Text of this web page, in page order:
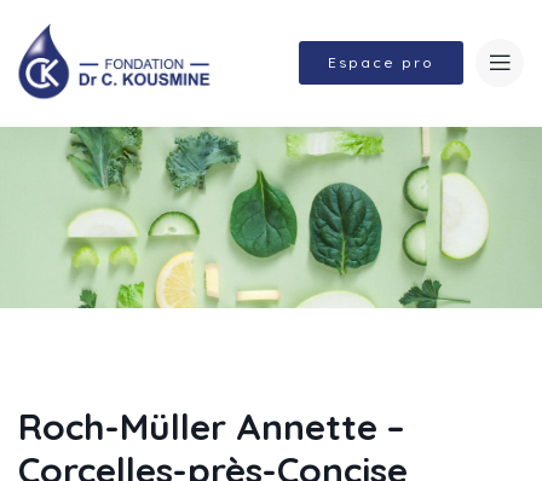
Espace pro
Roch-Müller Annette –
Corcelles-près-Concise